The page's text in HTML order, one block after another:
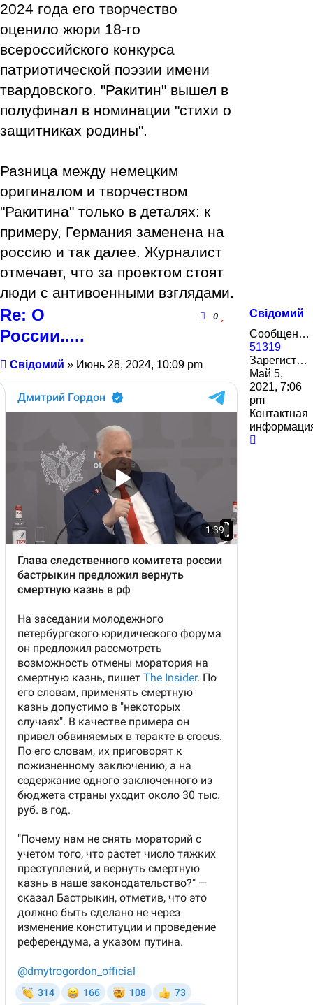
2024 года его творчество
оценило жюри 18-го
всероссийского конкурса
патриотической поэзии имени
твардовского. "Ракитин" вышел в
полуфинал в номинации "стихи о
защитниках родины".
Разница между немецким
оригиналом и творчеством
"Ракитина" только в деталях: к
примеру, Германия заменена на
россию и так далее. Журналист
отмечает, что за проектом стоят
люди с антивоенными взглядами.
Свідомий
Сообщения:
51319
Зарегистрирован:
Май 5,
2021, 7:06
pm
Контактная
Re: О
России.....
0
Сообщение
Свідомий » Июнь 28, 2024, 10:09 pm